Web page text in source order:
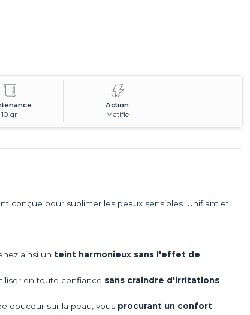
10 gr
Action
Matifie
conçue pour sublimer les peaux sensibles. Unifiant et
ainsi un teint harmonieux sans l'effet de
en toute confiance sans craindre d'irritations
douceur sur la peau, vous procurant un confort